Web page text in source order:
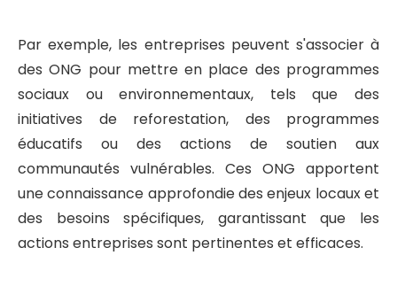
Par exemple, les entreprises peuvent s'associer à
des ONG pour mettre en place des programmes
sociaux ou environnementaux, tels que des
initiatives de reforestation, des programmes
éducatifs ou des actions de soutien aux
communautés vulnérables. Ces ONG apportent
une connaissance approfondie des enjeux locaux et
des besoins spécifiques, garantissant que les
actions entreprises sont pertinentes et efficaces.